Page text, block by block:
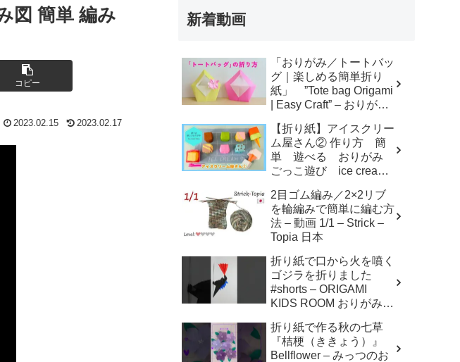
図 簡単 編み
コピー
2023.02.15 2023.02.17
新着動画
「おりがみ／トートバッ
グ｜楽しめる簡単折り
紙」 ”Tote bag Origami
| Easy Craft” – おりがみ
【折り紙】アイスクリー
ム屋さん② 作り方 簡
単 遊べる おりがみ
ごっこ遊び ice cream
2目ゴム編み／2×2リブ
を輪編みで簡単に編む方
法 – 動画 1/1 – Strick –
Topia 日本
折り紙で口から火を噴く
ゴジラを折りました
#shorts – ORIGAMI
KIDS ROOM おりがみキ
折り紙で作る秋の七草
『桔梗（ききょう）』
Bellflower – みっつのお